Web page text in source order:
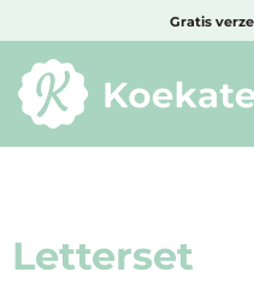
Minimum
Gratis
Letterset